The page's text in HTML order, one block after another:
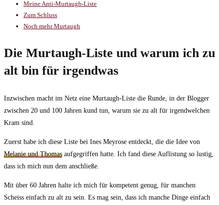
Meine Anti-Murtaugh-Liste
Zum Schluss
Noch mehr Murtaugh
Die Murtaugh-Liste und warum ich zu
alt bin für irgendwas
Inzwischen macht im Netz eine Murtaugh-Liste die Runde, in der Blogger
zwischen 20 und 100 Jahren kund tun, warum sie zu alt für irgendwelchen
Kram sind.
Zuerst habe ich diese Liste bei Ines Meyrose entdeckt, die die Idee von
Melanie und Thomas aufgegriffen hatte. Ich fand diese Auflistung so lustig,
dass ich mich nun dem anschließe.
Mit über 60 Jahren halte ich mich für kompetent genug, für manchen
Scheiss einfach zu alt zu sein. Es mag sein, dass ich manche Dinge einfach